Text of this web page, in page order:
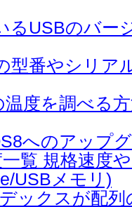
るUSBのバー
型番やシリア
度を調べる
へのアップ
覧 規格速度
USBメモリ)
ックスが配列